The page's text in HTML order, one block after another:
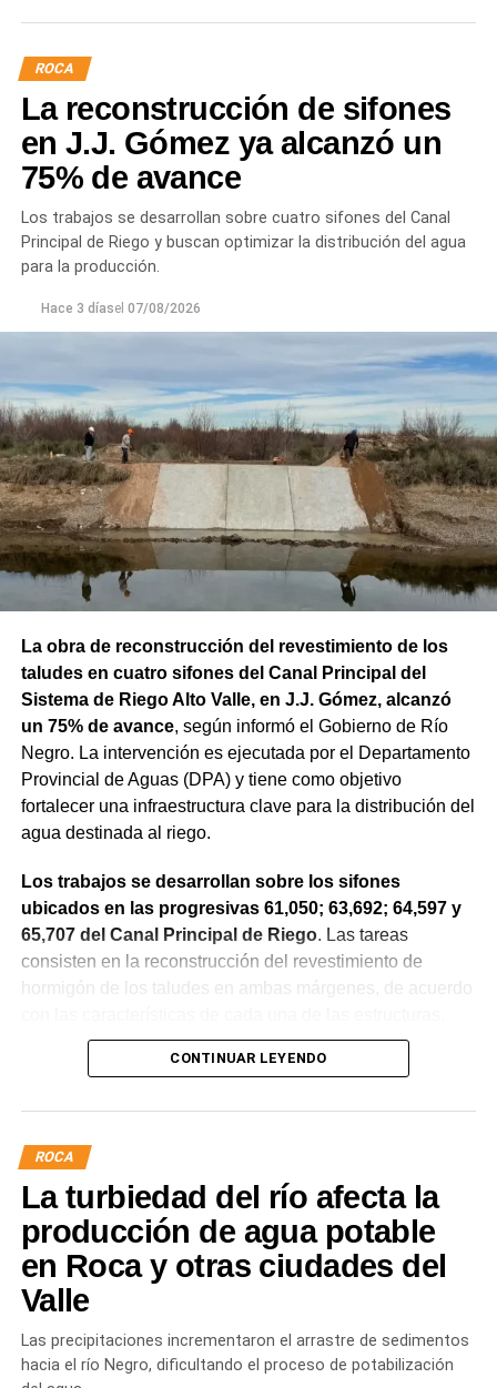
ROCA
La reconstrucción de sifones
en J.J. Gómez ya alcanzó un
75% de avance
Los trabajos se desarrollan sobre cuatro sifones del Canal
Principal de Riego y buscan optimizar la distribución del agua
para la producción.
Hace 3 díasel 07/08/2026
La obra de reconstrucción del revestimiento de los
taludes en cuatro sifones del Canal Principal del
Sistema de Riego Alto Valle, en J.J. Gómez, alcanzó
un 75% de avance, según informó el Gobierno de Río
Negro. La intervención es ejecutada por el Departamento
Provincial de Aguas (DPA) y tiene como objetivo
fortalecer una infraestructura clave para la distribución del
agua destinada al riego.
Los trabajos se desarrollan sobre los sifones
ubicados en las progresivas 61,050; 63,692; 64,597 y
65,707 del Canal Principal de Riego. Las tareas
consisten en la reconstrucción del revestimiento de
hormigón de los taludes en ambas márgenes, de acuerdo
La obra incluye la demolición de losas deterioradas, la
requieren, la ejecución de un nuevo revestimiento de
hormigón reforzado con malla de acero y el sellado de
juntas para mejorar la durabilidad de la infraestructura.
Desde el DPA destacaron que esta intervención forma
parte del plan de mantenimiento y renovación de la
infraestructura hídrica provincial, con el propósito de
optimizar la conducción del agua, preservar el Canal
seguro para los productores del Alto Valle.
CONTINUAR LEYENDO
ROCA
La turbiedad del río afecta la
producción de agua potable
en Roca y otras ciudades del
Valle
Las precipitaciones incrementaron el arrastre de sedimentos
hacia el río Negro, dificultando el proceso de potabilización